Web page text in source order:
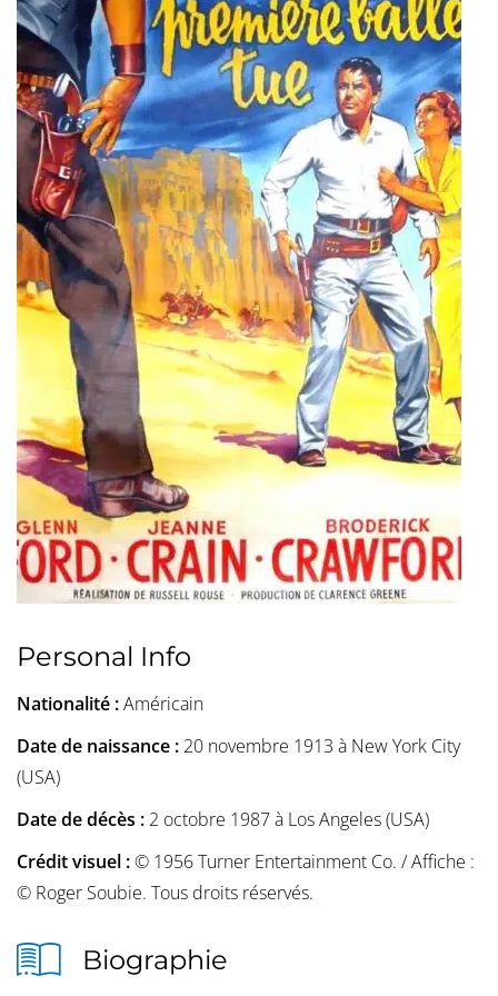
Personal Info
Nationalité :Américain
Date de naissance : 20 novembre 1913 à New York City
(USA)
Date de décès : 2 octobre 1987 à Los Angeles (USA)
Crédit visuel :© 1956 Turner Entertainment Co. / Affiche :
© Roger Soubie. Tous droits réservés.
Biographie